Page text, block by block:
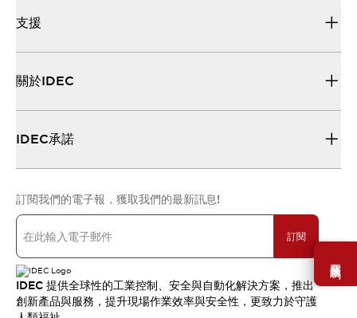
需要幫助嗎？
支援
關於IDEC
IDEC承諾
訂閱我們的電子報，獲取我們的最新訊息!
訂閱
IDEC 提供全球性的工業控制、安全與自動化解決方案，推出
創新產品與服務，提升現場作業效率與安全性，更致力於守護